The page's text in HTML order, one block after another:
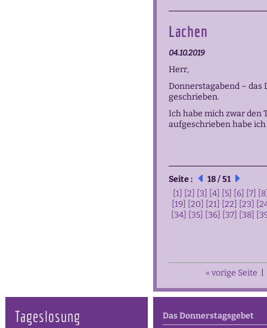
Lachen
04.10.2019
Herr,
Donnerstagabend –
geschrieben.
Ich habe mich zwar den
aufgeschrieben habe
Seite :
18 / 51
[1]
[2] [3] [4] [5] [6] [7]
[19]
[20] [21] [22] [23]
[34]
[35] [36] [37] [38]
« vorige Seite
Tageslosung
Das Donnerstagsgebet